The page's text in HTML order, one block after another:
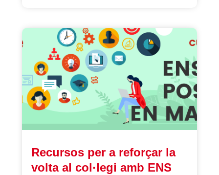
Recursos per a reforçar la
volta al col·legi amb ENS